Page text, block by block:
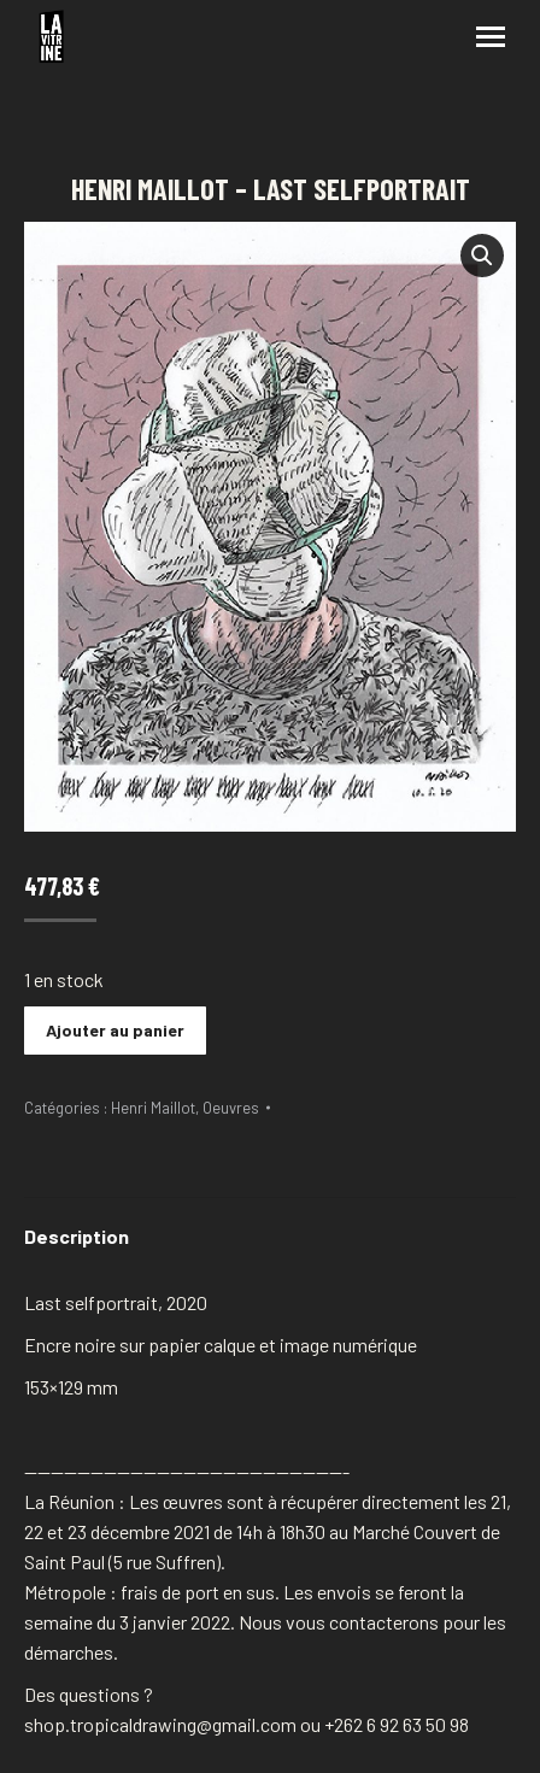
HENRI MAILLOT – LAST SELFPORTRAIT
477,83€
1 en stock
Ajouter au panier
Catégories : Henri Maillot, Oeuvres
Description
Last selfportrait, 2020
Encre noire sur papier calque et image numérique
153×129 mm
————————————————————————-
La Réunion : Les œuvres sont à récupérer directement les 21,
22 et 23 décembre 2021 de 14h à 18h30 au Marché Couvert de
Saint Paul (5 rue Suffren).
Métropole : frais de port en sus. Les envois se feront la
semaine du 3 janvier 2022. Nous vous contacterons pour les
démarches.
Des questions ?
shop.tropicaldrawing@gmail.com ou +262 6 92 63 50 98